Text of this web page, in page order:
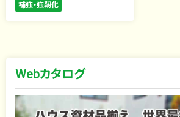
補強・強靭化
Webカタログ